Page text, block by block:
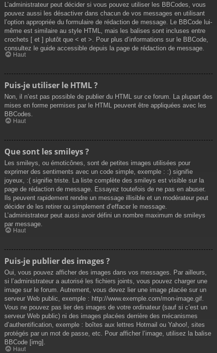
L’administrateur peut décider si vous pouvez utiliser les BBCodes, vous
pouvez aussi les désactiver dans chacun de vos messages en utilisant
l’option appropriée du formulaire de rédaction de message. Le BBCode lui-
même est similaire au style HTML, mais les balises sont incluses entre
crochets [ et ] plutôt que < et >. Pour plus d’informations sur le BBCode,
consultez le guide accessible depuis la page de rédaction de message.
Haut
Puis-je utiliser le HTML ?
Non, il n’est pas possible de publier du HTML sur ce forum. La plupart des
mises en forme permises par le HTML peuvent être appliquées avec les
BBCodes.
Haut
Que sont les smileys ?
Les smileys, ou émoticônes, sont de petites images utilisées pour
exprimer des sentiments avec un code simple, exemple : :) signifie
joyeux, :( signifie triste. La liste complète des smileys est visible sur la
page de rédaction de message. Essayez toutefois de ne pas en abuser.
Ils peuvent rapidement rendre un message illisible et un modérateur peut
décider de les retirer ou simplement d’effacer le message.
L’administrateur peut aussi avoir défini un nombre maximum de smileys
par message.
Haut
Puis-je publier des images ?
Oui, vous pouvez afficher des images dans vos messages. Par ailleurs,
si l’administrateur a autorisé les fichiers joints, vous pouvez charger une
image sur le forum. Autrement, vous devez lier une image placée sur un
serveur Web public, exemple : http://www.exemple.com/mon-image.gif.
Vous ne pouvez pas lier des images de votre ordinateur (sauf si c’est un
serveur Web public) ni des images placées derrière des mécanismes
d’authentification, exemple : boîtes aux lettres Hotmail ou Yahoo!, sites
protégés par un mot de passe, etc. Pour afficher l’image, utilisez la balise
BBCode [img].
Haut